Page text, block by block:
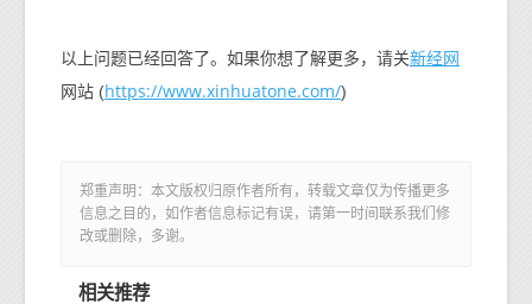
以上问题已经回答了。如果你想了解更多，请关新经网
网站 (https://www.xinhuatone.com/)
郑重声明：本文版权归原作者所有，转载文章仅为传播更多
信息之目的，如作者信息标记有误，请第一时间联系我们修
改或删除，多谢。
相关推荐